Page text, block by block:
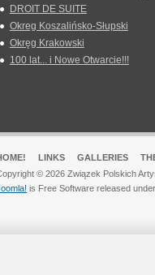
DROIT DE SUITE
Okreg Koszalińsko-Słupski
Okręg Krakowski
100 lat... i Nowe Otwarcie!!!
LINKS GALLERIES
© 2026 Związek Polskich
is Free Software released